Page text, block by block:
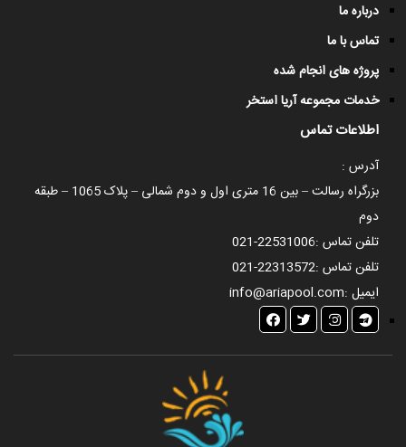
درباره ما
تماس با ما
پروژه های انجام شده
خدمات مجموعه آریا استخر
اطلاعات تماس
آدرس :
بزرگراه رسالت – بین 16 متری اول و دوم شمالی – پلاک 1065 – طبقه
دوم
تلفن تماس :021-22531006
تلفن تماس :021-22313572
ایمیل :info@ariapool.com